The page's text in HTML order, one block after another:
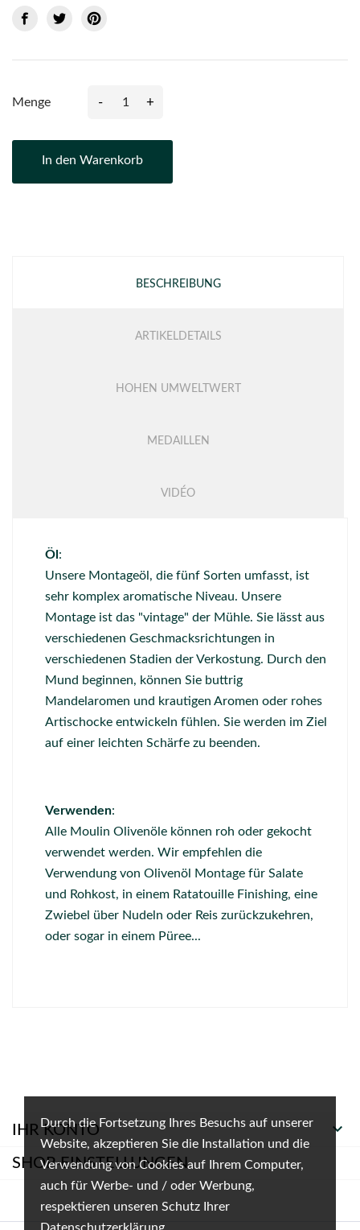
Durch die Fortsetzung Ihres Besuchs auf unserer
Website, akzeptieren Sie die Installation und die
Verwendung von Cookies auf Ihrem Computer,
auch für Werbe- und / oder Werbung,
respektieren unseren Schutz Ihrer
Menge - +
In den Warenkorb
BESCHREIBUNG
ARTIKELDETAILS
HOHEN UMWELTWERT
MEDAILLEN
VIDÉO
Öl :
Unsere Montageöl, die fünf Sorten umfasst, ist
sehr komplex aromatische Niveau. Unsere
Montage ist das "vintage" der Mühle. Sie lässt aus
verschiedenen Geschmacksrichtungen in
verschiedenen Stadien der Verkostung. Durch den
Mund beginnen, können Sie buttrig
Mandelaromen und krautigen Aromen oder rohes
Artischocke entwickeln fühlen. Sie werden im Ziel
auf einer leichten Schärfe zu beenden.
Verwenden:
Alle Moulin Olivenöle können roh oder gekocht
verwendet werden. Wir empfehlen die
Verwendung von Olivenöl Montage für Salate
und Rohkost, in einem Ratatouille Finishing, eine
Zwiebel über Nudeln oder Reis zurückzukehren,
oder sogar in einem Püree...
IHR KONTO 
SHOP-EINSTELLUNGEN